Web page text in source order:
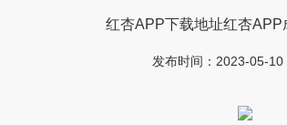
红杏APP下载地址红杏APP
发布时间：2023-05-